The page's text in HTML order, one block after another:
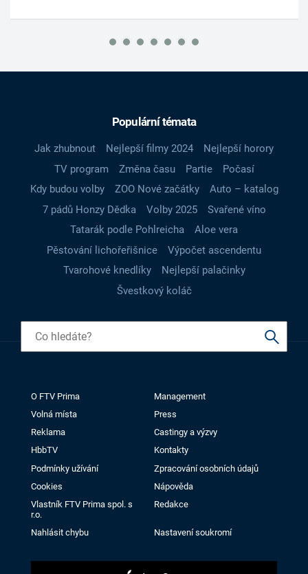
Populární témata
Jak zhubnout Nejlepší filmy 2024
Nejlepší horory
TV program
Změna času Partie
Počasí
Kdy budou volby
ZOO Nové začátky
Auto – katalog
7 pádů Honzy Dědka
Volby 2025
Svařené víno
Tatarák podle Pohlreicha
Aloe vera
Pěstování lichořeřišnice
Výpočet ascendentu
Tvarohové knedlíky
Nejlepší palačinky
Švestkový koláč
O FTV Prima
Management
Volná místa
Press
Reklama
Castingy a výzvy
HbbTV
Kontakty
Podmínky užívání
Zpracování osobních údajů
Cookies
Nápověda
Vlastník FTV Prima spol. s
r.o.
Redakce
Nahlásit chybu Nastavení soukromí